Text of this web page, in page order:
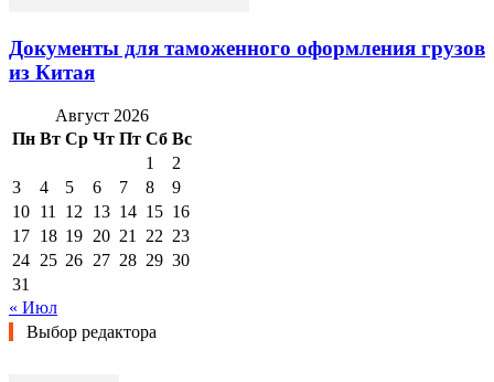
Документы для таможенного оформления грузов
из Китая
Август 2026
Пн Вт Ср Чт Пт Сб Вс
1
2
3
4 5 6 7 8
9
10 11 12 13 14 15 16
17 18 19 20 21 22 23
24 25 26 27 28 29 30
31
« Июл
Выбор редактора